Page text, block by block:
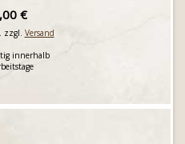
€
zzgl. Versand
innerhalb